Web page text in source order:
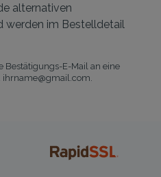
alternativen
werden im Bestelldetail
Bestätigungs-E-Mail an eine
ihrname@gmail.com.